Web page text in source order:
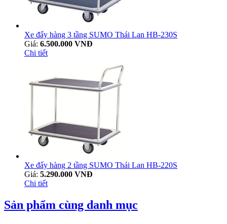
Xe đẩy hàng 3 tầng SUMO Thái Lan HB-230S
Giá: 6.500.000 VNĐ
Chi tiết
Xe đẩy hàng 2 tầng SUMO Thái Lan HB-220S
Giá: 5.290.000 VNĐ
Chi tiết
Sản phẩm cùng danh mục